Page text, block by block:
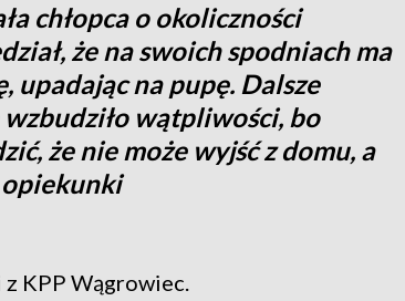
chłopca o okoliczności
że na swoich spodniach ma
upadając na pupę. Dalsze
wątpliwości, bo
że nie może wyjść z domu, a
KPP Wągrowiec.